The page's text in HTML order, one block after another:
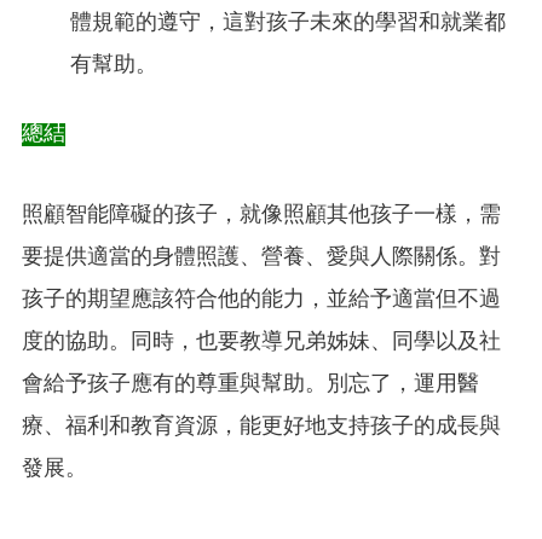
體規範的遵守，這對孩子未來的學習和就業都
有幫助。
總結
照顧智能障礙的孩子，就像照顧其他孩子一樣，需
要提供適當的身體照護、營養、愛與人際關係。對
孩子的期望應該符合他的能力，並給予適當但不過
度的協助。同時，也要教導兄弟姊妹、同學以及社
會給予孩子應有的尊重與幫助。別忘了，運用醫
療、福利和教育資源，能更好地支持孩子的成長與
發展。